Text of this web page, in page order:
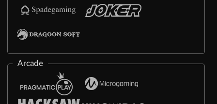
Arcade